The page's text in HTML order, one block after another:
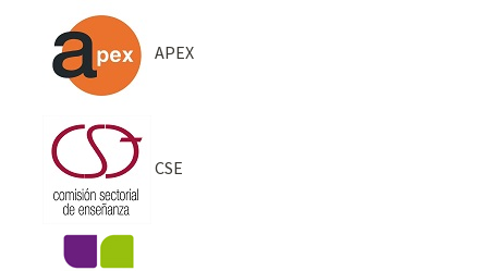
APEX
CSE